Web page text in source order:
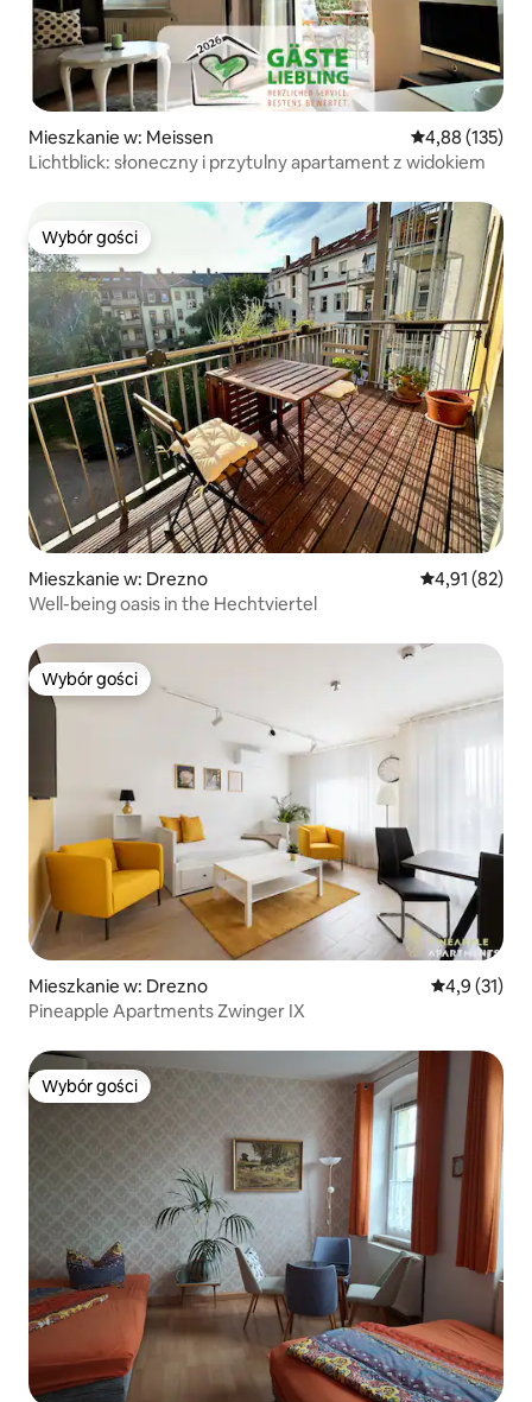
Mieszkanie w: Meissen Średnia
4,88 (135)
Lichtblick: słoneczny i przytulny apartament z widokiem
Wybór gości
Wybór gości
Mieszkanie w: Drezno Średnia
4,91 (82)
Well-being oasis in the Hechtviertel
Wybór gości
Wybór gości
Mieszkanie w: Drezno Średnia
4,9 (31)
Pineapple Apartments Zwinger IX
Wybór gości
Wybór gości